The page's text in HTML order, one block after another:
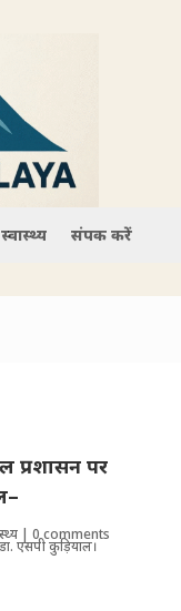
स्वास्थ्य संपर्क करें
प्रशासन पर
| 0 comments